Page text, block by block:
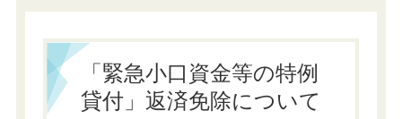
「緊急小口資金等の特例
貸付」返済免除について